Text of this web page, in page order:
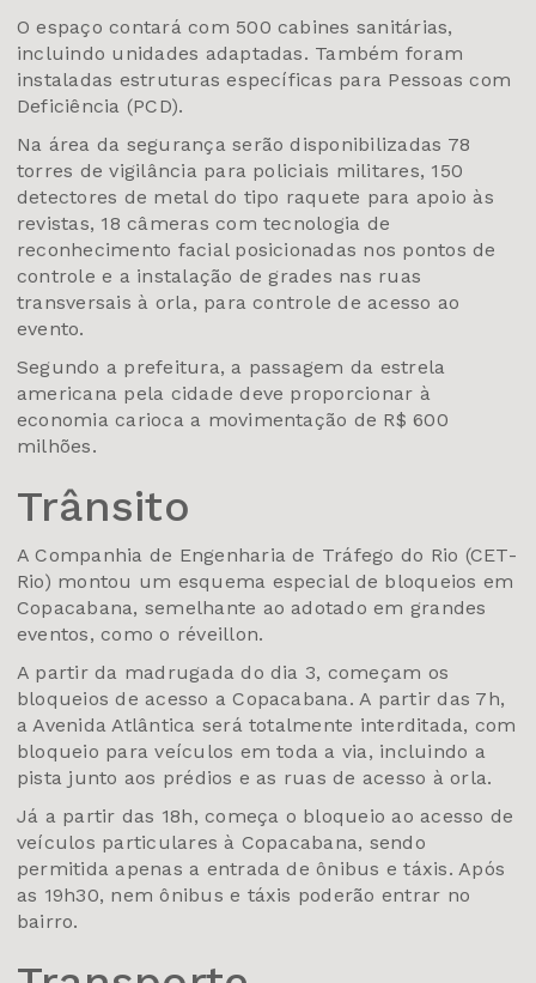
O espaço contará com 500 cabines sanitárias,
incluindo unidades adaptadas. Também foram
instaladas estruturas específicas para Pessoas com
Deficiência (PCD).
Na área da segurança serão disponibilizadas 78
torres de vigilância para policiais militares, 150
detectores de metal do tipo raquete para apoio às
revistas, 18 câmeras com tecnologia de
reconhecimento facial posicionadas nos pontos de
controle e a instalação de grades nas ruas
transversais à orla, para controle de acesso ao
evento.
Segundo a prefeitura, a passagem da estrela
americana pela cidade deve proporcionar à
economia carioca a movimentação de R$ 600
milhões.
Trânsito
A Companhia de Engenharia de Tráfego do Rio (CET-
Rio) montou um esquema especial de bloqueios em
Copacabana, semelhante ao adotado em grandes
eventos, como o réveillon.
A partir da madrugada do dia 3, começam os
bloqueios de acesso a Copacabana. A partir das 7h,
a Avenida Atlântica será totalmente interditada, com
bloqueio para veículos em toda a via, incluindo a
pista junto aos prédios e as ruas de acesso à orla.
Já a partir das 18h, começa o bloqueio ao acesso de
veículos particulares à Copacabana, sendo
permitida apenas a entrada de ônibus e táxis. Após
as 19h30, nem ônibus e táxis poderão entrar no
bairro.